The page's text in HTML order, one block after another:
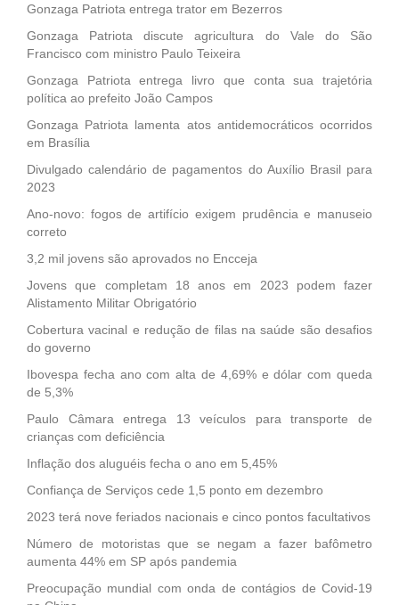
Gonzaga Patriota entrega trator em Bezerros
Gonzaga Patriota discute agricultura do Vale do São
Francisco com ministro Paulo Teixeira
Gonzaga Patriota entrega livro que conta sua trajetória
política ao prefeito João Campos
Gonzaga Patriota lamenta atos antidemocráticos ocorridos
em Brasília
Divulgado calendário de pagamentos do Auxílio Brasil para
2023
Ano-novo: fogos de artifício exigem prudência e manuseio
correto
3,2 mil jovens são aprovados no Encceja
Jovens que completam 18 anos em 2023 podem fazer
Alistamento Militar Obrigatório
Cobertura vacinal e redução de filas na saúde são desafios
do governo
Ibovespa fecha ano com alta de 4,69% e dólar com queda
de 5,3%
Paulo Câmara entrega 13 veículos para transporte de
crianças com deficiência
Inflação dos aluguéis fecha o ano em 5,45%
Confiança de Serviços cede 1,5 ponto em dezembro
2023 terá nove feriados nacionais e cinco pontos facultativos
Número de motoristas que se negam a fazer bafômetro
aumenta 44% em SP após pandemia
Preocupação mundial com onda de contágios de Covid-19